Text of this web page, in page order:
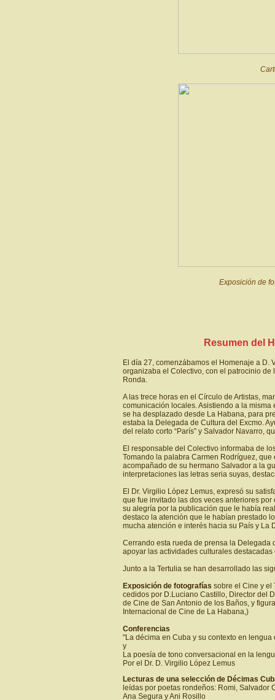
Exposición de
Resumen del
El día 27, comenzábamos el Homenaje a D.
organizaba el Colectivo, con el patrocinio
Ronda.
A las trece horas en el Círculo de Artistas,
comunicación locales. Asistiendo a la
se ha desplazado desde La Habana, para
estaba la Delegada de Cultura del Excmo.
del relato corto “París” y Salvador Navarro,
El responsable del Colectivo informaba de
Tomando la palabra Carmen Rodríguez, que
acompañado de su hermano Salvador a la
interpretaciones las letras seria suyas,
El Dr. Virgilio López Lemus, expresó su
que fue invitado las dos veces anteriores
su alegría por la publicación que le había
destaco la atención que le habían prestado
mucha atención e interés hacia su País y La
Cerrando esta rueda de prensa la Delegada
apoyar las actividades culturales destacadas
Junto a la Tertulia se han desarrollado las
Exposición de fotografías sobre el Cine y el
cedidos por D.Luciano Castillo, Director del
de Cine de San Antonio de los Baños, y
Internacional de Cine de La Habana,)
Conferencias
"La décima en Cuba y su contexto en lengua
y
La poesía de tono conversacional en la
Por el Dr. D. Virgilio López Lemus
Lecturas de una selección de Décimas
leídas por poetas rondeños: Romi, Salvador
Ana Segura y Ani Rosillo